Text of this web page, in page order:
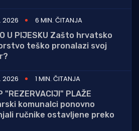
2026
6 MIN. ČITANJA
U PIJESKU Zašto hrvatsko
teško pronalazi svoj
2026
1 MIN. ČITANJA
"REZERVACIJI" PLAŽE
komunalci ponovno
ručnike ostavljene preko